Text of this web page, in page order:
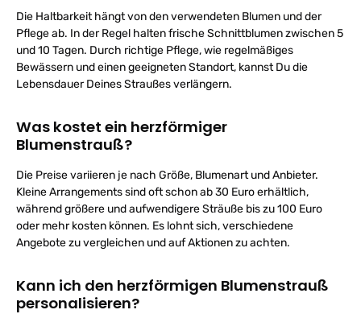
Die Haltbarkeit hängt von den verwendeten Blumen und der
Pflege ab. In der Regel halten frische Schnittblumen zwischen 5
und 10 Tagen. Durch richtige Pflege, wie regelmäßiges
Bewässern und einen geeigneten Standort, kannst Du die
Lebensdauer Deines Straußes verlängern.
Was kostet ein herzförmiger
Blumenstrauß?
Die Preise variieren je nach Größe, Blumenart und Anbieter.
Kleine Arrangements sind oft schon ab 30 Euro erhältlich,
während größere und aufwendigere Sträuße bis zu 100 Euro
oder mehr kosten können. Es lohnt sich, verschiedene
Angebote zu vergleichen und auf Aktionen zu achten.
Kann ich den herzförmigen Blumenstrauß
personalisieren?